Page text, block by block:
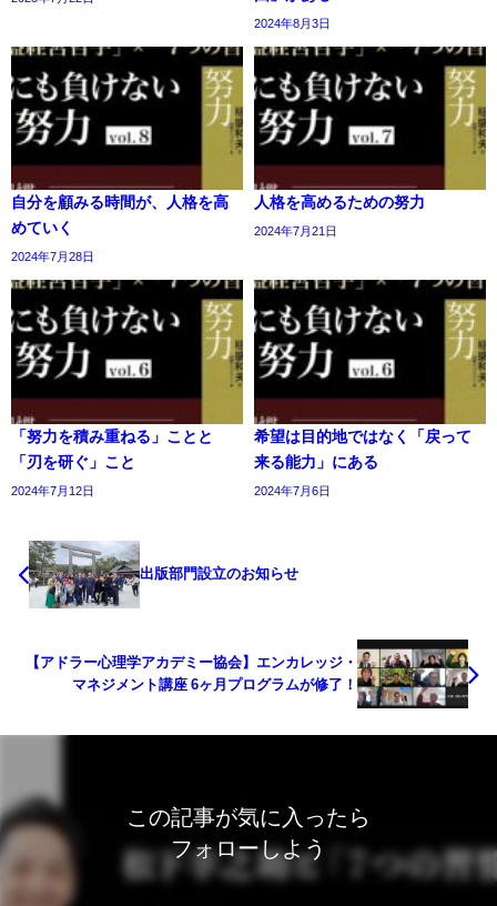
2024年8月3日
自分を顧みる時間が、人格を高
めていく
2024年7月28日
人格を高めるための努力
2024年7月21日
「努力を積み重ねる」ことと
「刃を研ぐ」こと
2024年7月12日
希望は目的地ではなく「戻って
来る能力」にある
2024年7月6日
出版部門設立のお知らせ
【アドラー心理学アカデミー協会】エンカレッジ・
マネジメント講座 6ヶ月プログラムが修了！
この記事が気に入ったら
フォローしよう